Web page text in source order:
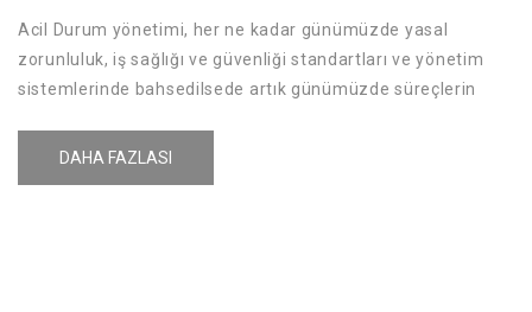
Acil Durum yönetimi, her ne kadar günümüzde yasal
zorunluluk, iş sağlığı ve güvenliği standartları ve yönetim
sistemlerinde bahsedilsede artık günümüzde süreçlerin
ISO 22301 İş Sürekliliği Yönetim Sistemi
DAHA FAZLASI